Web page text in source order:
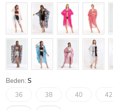
Body Atlet
SPOR GİYİM
Beden:S
36 38 40 42